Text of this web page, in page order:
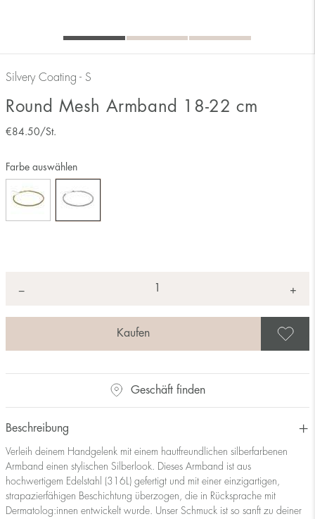
Silvery Coating - S
Round Mesh Armband 18-22 cm
€84.50 /St.
Farbe auswählen
− +
Geschäft finden
Beschreibung
Verleih deinem Handgelenk mit einem hautfreundlichen silberfarbenen
Armband einen stylischen Silberlook. Dieses Armband ist aus
hochwertigem Edelstahl (316L) gefertigt und mit einer einzigartigen,
strapazierfähigen Beschichtung überzogen, die in Rücksprache mit
Dermatolog:innen entwickelt wurde. Unser Schmuck ist so sanft zu deiner